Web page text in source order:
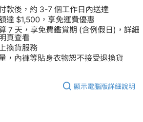
款後，約 3-7 個工作日內送達
達 $1,500，享免運費優惠
7 天，享免費鑑賞期 (含例假日)，詳細
頁查看
換貨服務
，內褲等貼身衣物恕不接受退換貨
顯示電腦版詳細說明